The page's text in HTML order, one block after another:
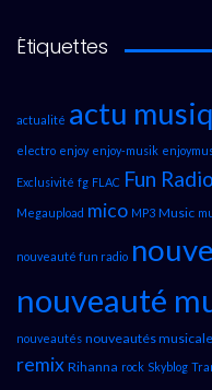
Étiquettes
actualité actu
electro enjoy enjoy-musik
Exclusivité fg FLAC Fun Radio
Megaupload mico MP3 Music
nouveauté fun radio
nouveauté
nouveautés nouveautés
remix Rihanna rock Skyblog